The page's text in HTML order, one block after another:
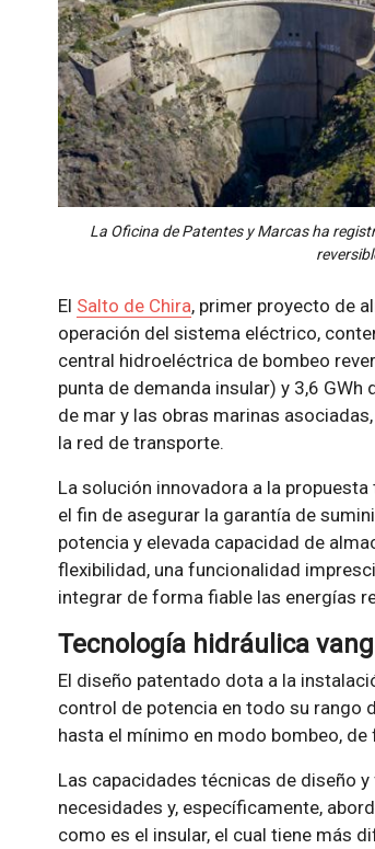
La Oficina de Patentes y Marcas ha
El Salto de Chira, primer proyecto de
operación del sistema eléctrico,
central hidroeléctrica de bombeo
punta de demanda insular) y 3,6
de mar y las obras marinas
la red de transporte.
La solución innovadora a la
el fin de asegurar la garantía de
potencia y elevada capacidad de
flexibilidad, una funcionalidad
integrar de forma fiable las energías
Tecnología hidráulica
El diseño patentado dota a la
control de potencia en todo su rango
hasta el mínimo en modo bombeo, de
Las capacidades técnicas de diseño
necesidades y, específicamente,
como es el insular, el cual tiene más